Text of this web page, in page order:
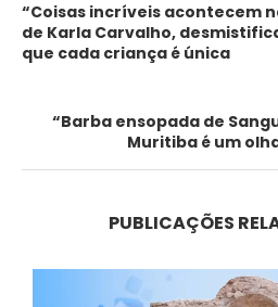
“Coisas incríveis acontecem
de Karla Carvalho,
que cada criança é única
“Barba ensopada de
Muritiba é um
PUBLICAÇÕES